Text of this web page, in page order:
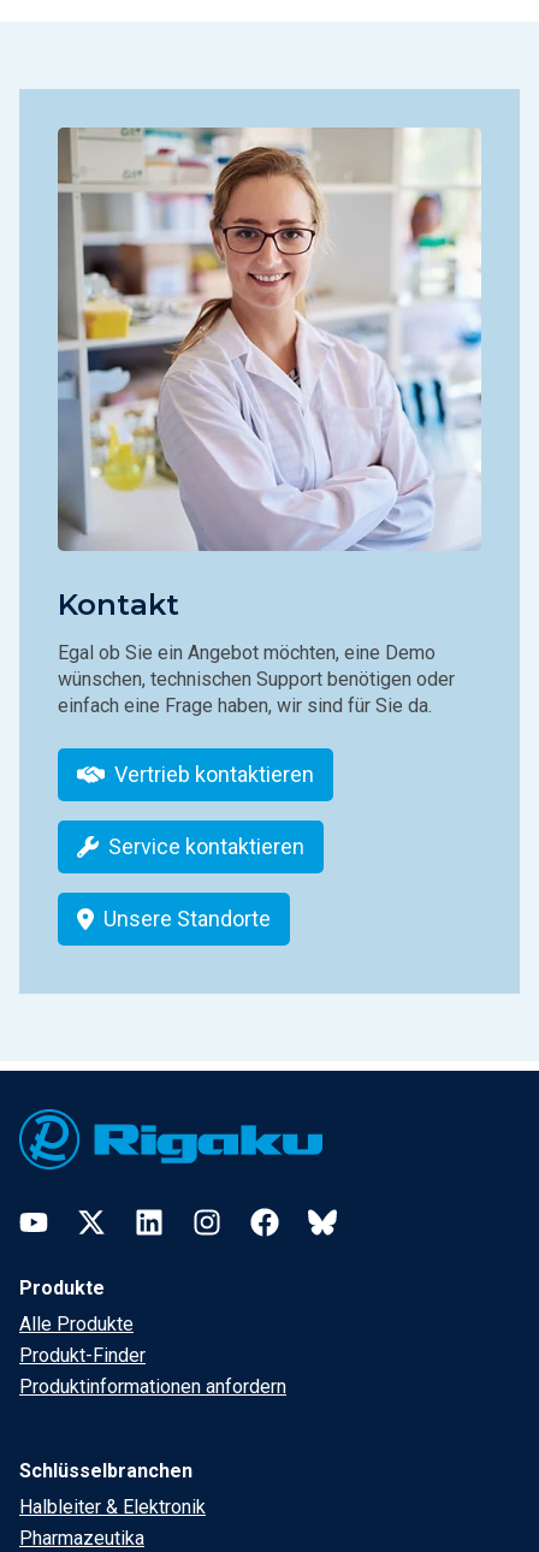
Kontakt
Egal ob Sie ein Angebot möchten, eine Demo
wünschen, technischen Support benötigen oder
einfach eine Frage haben, wir sind für Sie da.
Vertrieb kontaktieren
Service kontaktieren
Unsere Standorte
YouTubeTwitter LinkedInInstagramFacebookBluesky
Produkte
Alle Produkte
Produkt-Finder
Produktinformationen anfordern
Schlüsselbranchen
Halbleiter & Elektronik
Pharmazeutika